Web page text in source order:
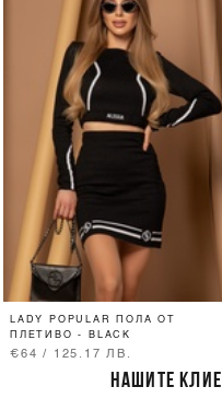
LADY POPULAR ПОЛА ОТ
ПЛЕТИВО - BLACK
€64 / 125.17 ЛВ.
НАШИТЕ